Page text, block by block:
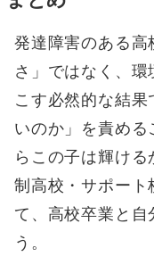
発達障害のある高
さ」ではなく、
こす必然的な結
いのか」を責め
らこの子は輝け
制高校・サポート
て、高校卒業と自
う。